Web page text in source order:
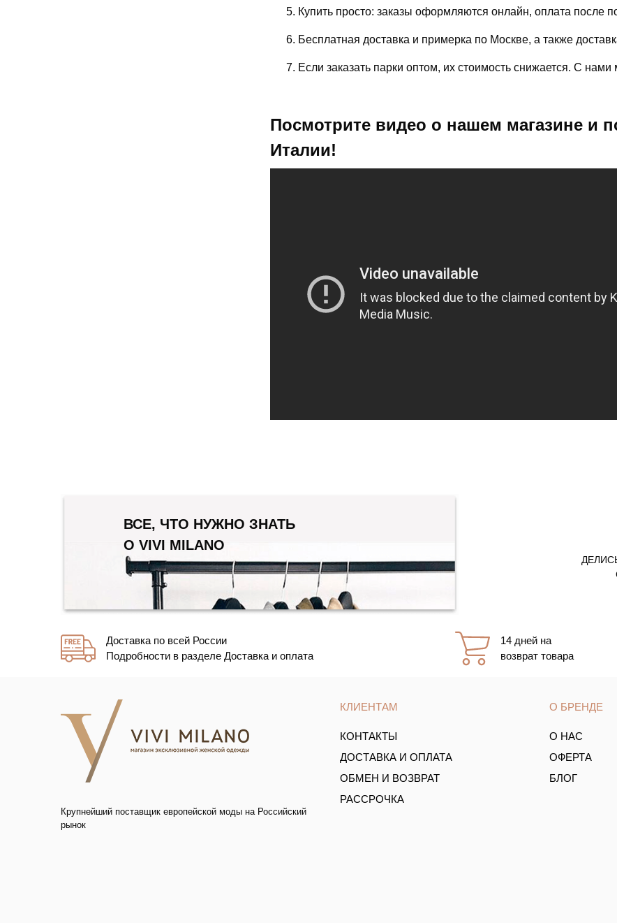
Купить просто: заказы оформляются онлайн, оплата после
Бесплатная доставка и примерка по Москве, а также
Если заказать парки оптом, их стоимость снижается. С
Посмотрите видео о нашем магазине и
Италии!
ВСЕ, ЧТО НУЖНО ЗНАТЬ
О VIVI MILANO
Доставка по всей России
Подробности в разделе Доставка и оплата
14 дней на
возврат товара
Крупнейший поставщик европейской моды на Российский
рынок
КЛИЕНТАМ
КОНТАКТЫ
ДОСТАВКА И ОПЛАТА
ОБМЕН И ВОЗВРАТ
РАССРОЧКА
О БРЕНДЕ
О НАС
ОФЕРТА
БЛОГ